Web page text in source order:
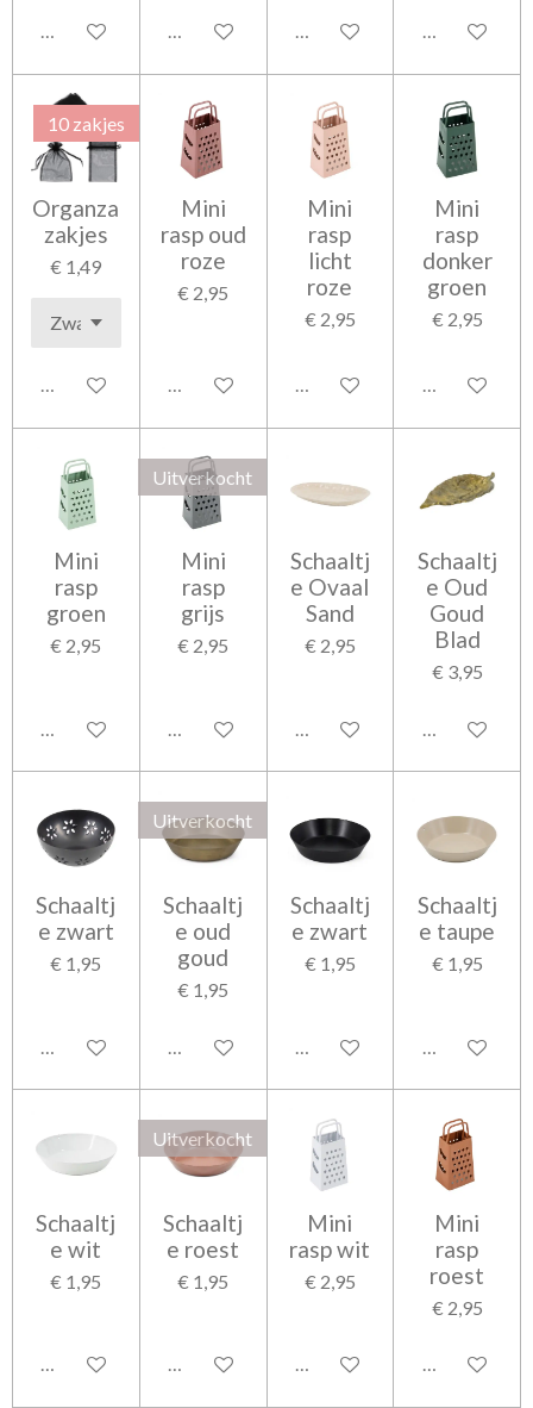
In winkelwagen In winkelwagen In winkelwagen In
10 zakjes
Organza
zakjes
€ 1,49
In winkelwagen
Mini
rasp oud
roze
€ 2,95
In winkelwagen
Mini
rasp
licht
roze
€ 2,95
In winkelwagen
Mini
rasp
donker
groen
€ 2,95
In
Mini
rasp
groen
€ 2,95
In winkelwagen
Uitverkocht
Mini
rasp
grijs
€ 2,95
Houd mij op de hoogte
Schaaltj
e Ovaal
Sand
€ 2,95
In winkelwagen
Schaaltj
e Oud
Goud
Blad
€ 3,95
In
Schaaltj
e zwart
€ 1,95
In winkelwagen
Uitverkocht
Schaaltj
e oud
goud
€ 1,95
Houd mij op de hoogte
Schaaltj
e zwart
€ 1,95
In winkelwagen
Schaaltj
e taupe
€ 1,95
In
Schaaltj
e wit
€ 1,95
In winkelwagen
Uitverkocht
Schaaltj
e roest
€ 1,95
Houd mij op de hoogte
Mini
rasp wit
€ 2,95
In winkelwagen
Mini
rasp
roest
€ 2,95
In